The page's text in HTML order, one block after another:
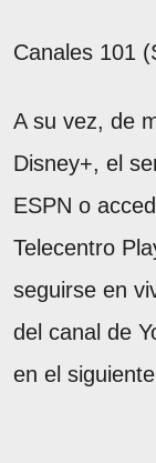
Canales 101
A su vez, de
Disney+, el
ESPN o
Telecentro
seguirse en
del canal de
en el